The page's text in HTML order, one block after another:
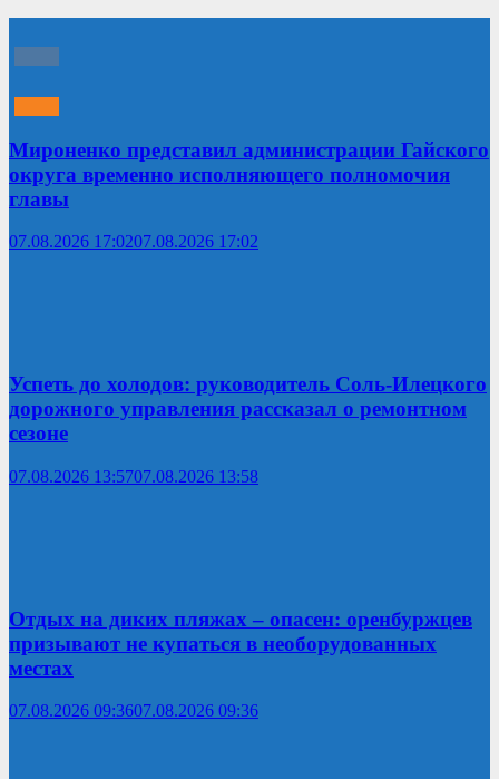
Мироненко представил администрации Гайского
округа временно исполняющего полномочия
главы
07.08.2026 17:0207.08.2026 17:02
Успеть до холодов: руководитель Соль-Илецкого
дорожного управления рассказал о ремонтном
сезоне
07.08.2026 13:5707.08.2026 13:58
Отдых на диких пляжах – опасен: оренбуржцев
призывают не купаться в необорудованных
местах
07.08.2026 09:3607.08.2026 09:36